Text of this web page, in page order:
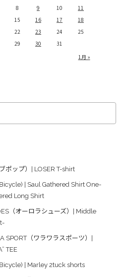
1月 »
8 9 10
11
15 16 17
18
22 23 24
25
29 30 31
ポップ）| LOSER T-shirt
| Saul Gathered Shirt One-
Long Shirt
（オーロラシューズ）| Middle
（ワラワラスポーツ）|
TEE
| Marley 2tuck shorts